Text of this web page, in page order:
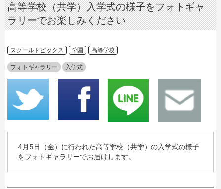
高等学校（共学）入学式の様子をフォトギャ
ラリーでお楽しみください
スクールトピックス 学園 高等学校
フォトギャラリー 入学式
4月5日（金）に行われた高等学校（共学）の入学式の様子
をフォトギャラリーでお届けします。